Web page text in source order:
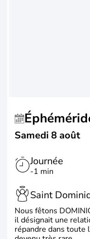
Samedi 8 août
Journée
-1 min
Saint
Nous fêtons
il désignait une
répandre dans toute